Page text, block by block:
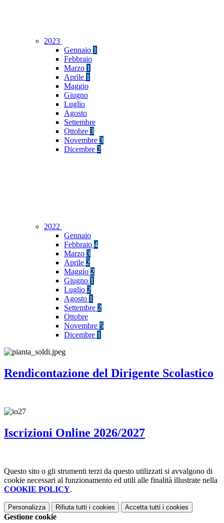
2023
Gennaio 1
Febbraio
Marzo 1
Aprile 1
Maggio
Giugno
Luglio
Agosto
Settembre
Ottobre 3
Novembre 3
Dicembre 2
2022
Gennaio
Febbraio 4
Marzo 3
Aprile 2
Maggio 2
Giugno 1
Luglio 2
Agosto 1
Settembre 2
Ottobre
Novembre 5
Dicembre 1
Rendicontazione del Dirigente Scolastico
Iscrizioni Online 2026/2027
Questo sito o gli strumenti terzi da questo utilizzati si avvalgono di
cookie necessari al funzionamento ed utili alle finalità illustrate nella
COOKIE POLICY.
Personalizza Rifiuta tutti i cookies Accetta tutti i cookies
Gestione cookie